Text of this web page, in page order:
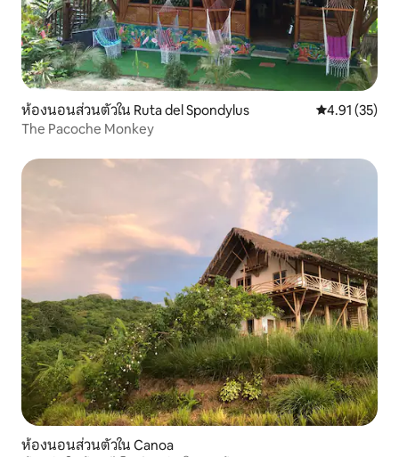
ห้องนอนส่วนตัวใน Ruta del Spondylus คะแนนเฉลี่ย
4.91 (35)
The Pacoche Monkey
ห้องนอนส่วนตัวใน Canoa